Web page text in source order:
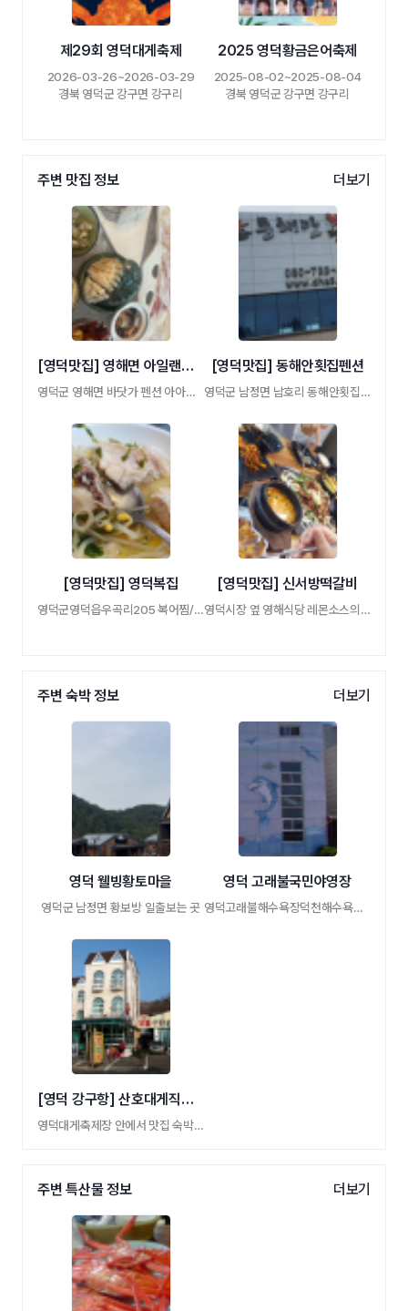
제29회 영덕대게축제
2026-03-26~2026-03-29
경북 영덕군 강구면 강구리
2025 영덕황금은어축제
2025-08-02~2025-08-04
경북 영덕군 강구면 강구리
주변 맛집 정보 더보기
[영덕맛집] 영해면 아일랜드107 장신호대게
영덕군 영해면 바닷가 펜션 아아일랜드107 내 …
[영덕맛집] 동해안횟집펜션
영덕군 남정면 남호리 동해안횟집 펜션
[영덕맛집] 영덕복집
영덕군영덕읍우곡리205 복어찜/아구찜/아구탕
[영덕맛집] 신서방떡갈비
영덕시장 옆 영해식당 레몬소스의 떡갈비맛 …
주변 숙박 정보 더보기
영덕 웰빙황토마을
영덕군 남정면 황보방 일출보는 곳
영덕 고래불국민야영장
영덕고래불해수욕장덕천해수욕장주변캠핑야 …
[영덕 강구항] 산호대게직판장 산호파크모텔
영덕대게축제장 안에서 맛집 숙박 동시에
주변 특산물 정보 더보기